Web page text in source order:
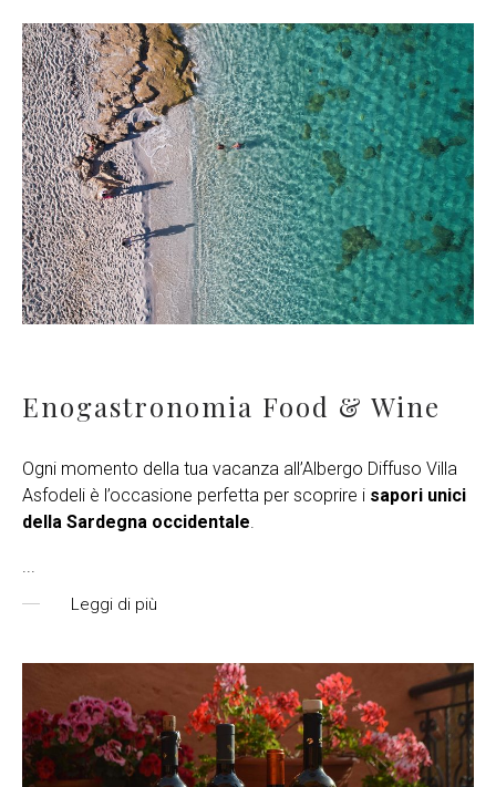
Enogastronomia Food & Wine
Ogni momento della tua vacanza all’Albergo Diffuso Villa
Asfodeli è l’occasione perfetta per scoprire i sapori unici
della Sardegna occidentale.
...
Leggi di più